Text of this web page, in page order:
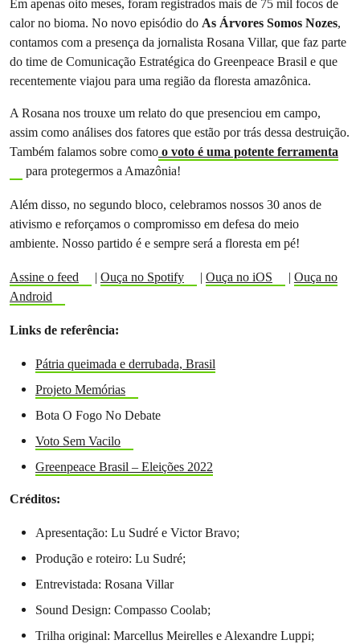
Em apenas oito meses, foram registrados mais de 75 mil focos de
calor no bioma. No novo episódio do As Árvores Somos Nozes,
contamos com a presença da jornalista Rosana Villar, que faz parte
do time de Comunicação Estratégica do Greenpeace Brasil e que
recentemente viajou para uma região da floresta amazônica.
A Rosana nos trouxe um relato do que presenciou em campo,
assim como análises dos fatores que estão por trás dessa destruição.
Também falamos sobre como o voto é uma potente ferramenta
para protegermos a Amazônia!
Além disso, no segundo bloco, celebramos nossos 30 anos de
ativismo e reforçamos o compromisso em defesa do meio
ambiente. Nosso partido é e sempre será a floresta em pé!
Assine o feed | Ouça no Spotify | Ouça no iOS | Ouça no
Android
Links de referência:
Pátria queimada e derrubada, Brasil
Projeto Memórias
Bota O Fogo No Debate
Voto Sem Vacilo
Greenpeace Brasil – Eleições 2022
Créditos:
Apresentação: Lu Sudré e Victor Bravo;
Produção e roteiro: Lu Sudré;
Entrevistada: Rosana Villar
Sound Design: Compasso Coolab;
Trilha original: Marcellus Meirelles e Alexandre Luppi;